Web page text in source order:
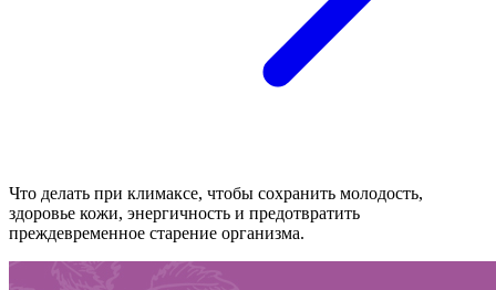
Что делать при климаксе, чтобы сохранить молодость,
здоровье кожи, энергичность и предотвратить
преждевременное старение организма.